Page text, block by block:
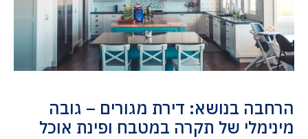
הרחבה בנושא: דירת מגורים – גובה
מינימלי של תקרה במטבח ופינת אוכל